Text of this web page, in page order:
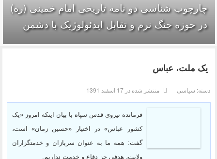
چارچوب شناسی دو نامه تاریخی امام خمینی (ره)
در حوزه جنگ نرم و تقابل ایدئولوژیک با دشمن
یک ملت، عباس
دسته: سیاسی منتشر شده در 17 اسفند 1391
فرمانده نیروی قدس سپاه با بیان اینکه امروز «یک
کشور عباس» در اختیار «حسین زمان» است،
گفت: همه ما به عنوان سربازان و خدمتگزاران
ولایت، هدفی جز دفاع و خدمت نداریم.